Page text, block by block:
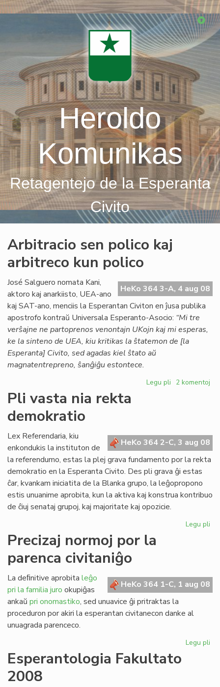
Skip
Heroldo
Komunikas
Retagentejo de la Esperanta
Civito
Arbitracio sen polico kaj
arbitreco kun polico
HeKo 364 3-A, 4 aug 08
José Salguero nomata Kani,
aktoro kaj anarkiisto, UEA-ano
kaj SAT-ano, menciis la Esperantan Civiton en ĵusa publika
apostrofo kontraŭ Universala Esperanto-Asocio: “Mi tre
verŝajne ne partoprenos venontajn UKojn kaj mi esperas,
ke la sinteno de UEA, kiu kritikas la ŝtatemon de [la
Esperanta] Civito, sed agadas kiel ŝtato aŭ
magnatentrepreno, ŝanĝiĝu estontece.
Legu pli pri
arbitreco
kun
polico
2 komentoj
Pli vasta nia rekta
demokratio
HeKo 364 2-C, 3 aug 08
Lex Referendaria, kiu
enkondukis la instituton de
la referendumo, estas la plej grava fundamento por la rekta
demokratio en la Esperanta Civito. Des pli grava ĝi estas
ĉar, kvankam iniciatita de la Blanka grupo, la leĝopropono
estis unuanime aprobita, kun la aktiva kaj konstrua kontribuo
de ĉiuj senataj grupoj, kaj majoritate kaj opozicie.
Legu pli
Precizaj normoj por la
parenca civitaniĝo
HeKo 364 1-C, 1 aug 08
La deﬁnitive aprobita leĝo
pri la familia juro okupiĝas
ankaŭ pri onomastiko, sed unuavice ĝi pritraktas la
proceduron por akiri la esperantan civitanecon danke al
unuagrada parenceco.
Legu pli
Esperantologia Fakultato
2008